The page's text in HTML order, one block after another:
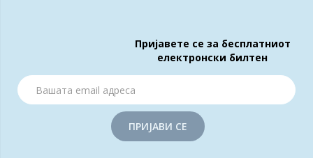
Пријавете се за бесплатниот
електронски билтен
ПРИЈАВИ СЕ